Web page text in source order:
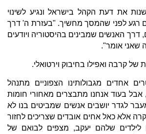
את דעת הקהל בישראל ונגיע לשינוי
רגע לפני שהמסך מחשיך. "בעזרת ה' דרך
דרך האנשים שמבינים בהיסטוריה ויודעים
אומר".
של קרבה ואפילו בחיבוק וירטואלי.
אחדים מגבולותינו הצפוניים מתנהל
אבל בעוד אנחנו מתבצרים מאחורי חומות
לגדר יושבים אנשים שמביטים בנו לא
אלא כאל אחים אובדים שצריכים לחזור
לילדים שלהם יעקב, מצפים לבואם של